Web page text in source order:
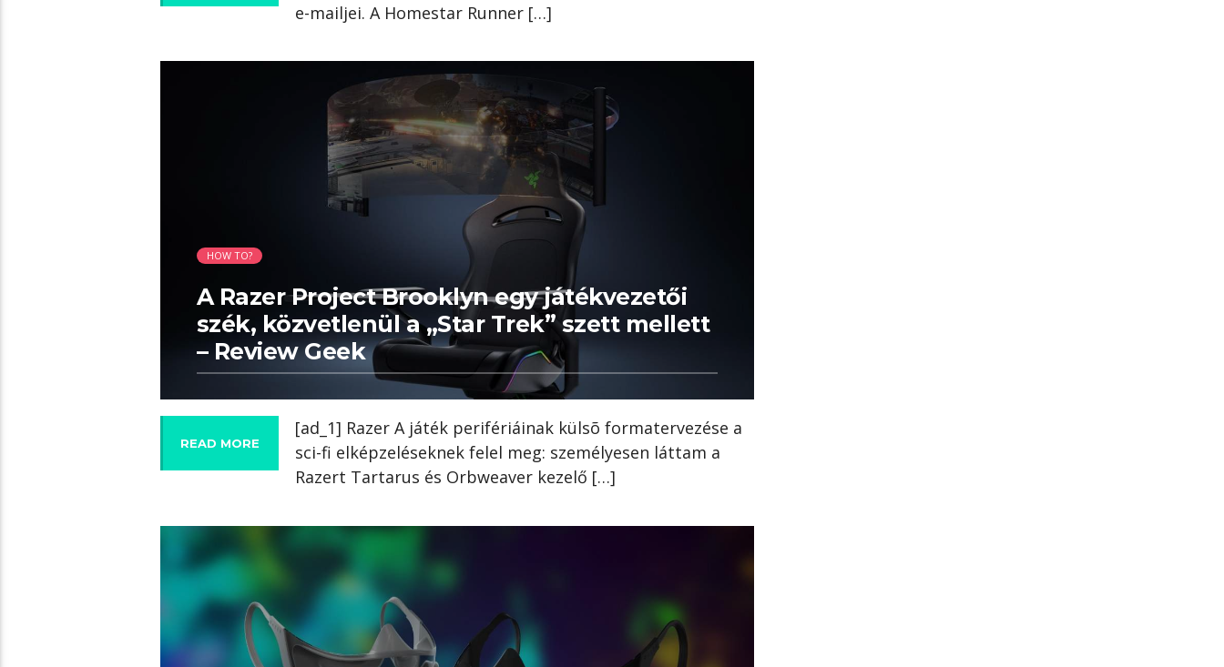
e-mailjei. A Homestar Runner […]
HOW TO?
A Razer Project Brooklyn egy játékvezetői
szék, közvetlenül a „Star Trek” szett mellett
– Review Geek
READ MORE
[ad_1] Razer A játék perifériáinak külsõ formatervezése a
sci-fi elképzeléseknek felel meg: személyesen láttam a
Razert Tartarus és Orbweaver kezelő […]